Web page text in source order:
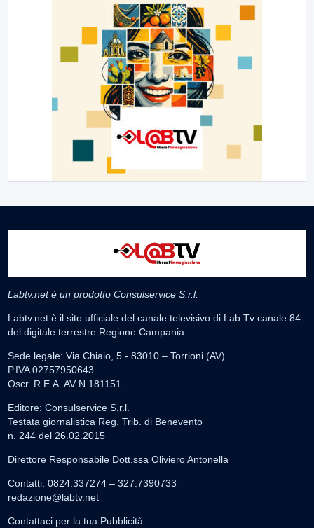
Labtv.net è un prodotto Consulservice S.r.l.
Labtv.net è il sito ufficiale del canale televisivo di Lab Tv canale 84
del digitale terrestre Regione Campania
Sede legale: Via Chiaio, 5 - 83010 – Torrioni (AV)
P.IVA 02757950643
Oscr. R.E.A. AV N.181151
Editore: Consulservice S.r.l.
Testata giornalistica Reg. Trib. di Benevento
n. 244 del 26.02.2015
Direttore Responsabile Dott.ssa Oliviero Antonella
Contatti: 0824.337274 – 327.7390733
redazione@labtv.net
Contattaci per la tua Pubblicità: